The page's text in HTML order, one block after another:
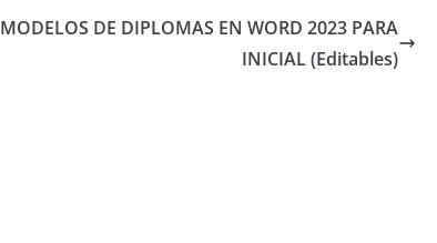
MODELOS DE DIPLOMAS EN WORD 2023 PARA
INICIAL (Editables)